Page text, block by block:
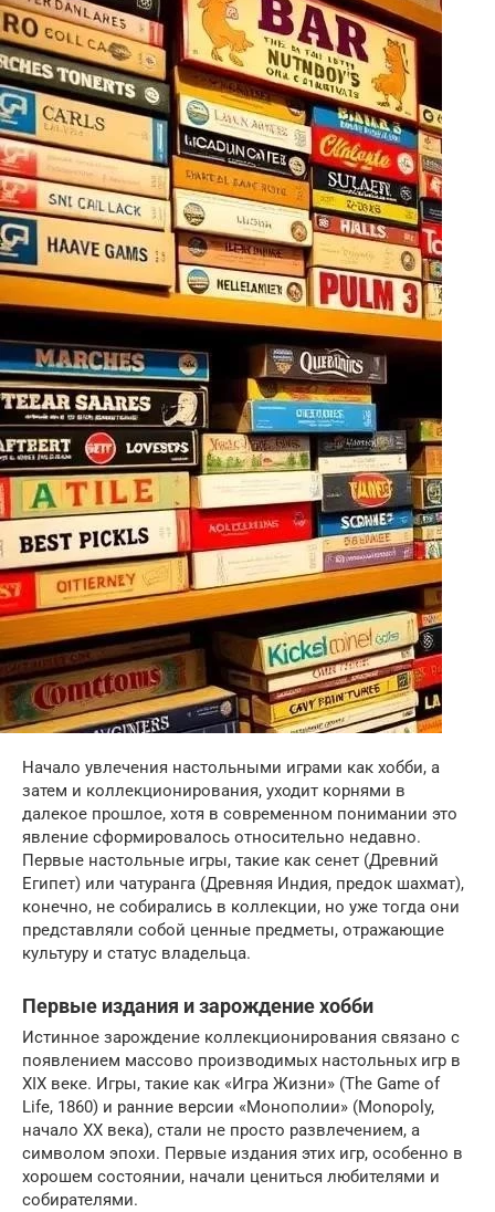
Начало увлечения настольными играми как хобби, а
затем и коллекционирования, уходит корнями в
далекое прошлое, хотя в современном понимании это
явление сформировалось относительно недавно.
Первые настольные игры, такие как сенет (Древний
Египет) или чатуранга (Древняя Индия, предок шахмат),
конечно, не собирались в коллекции, но уже тогда они
представляли собой ценные предметы, отражающие
культуру и статус владельца.
Первые издания и зарождение хобби
Истинное зарождение коллекционирования связано с
появлением массово производимых настольных игр в
XIX веке. Игры, такие как «Игра Жизни» (The Game of
Life, 1860) и ранние версии «Монополии» (Monopoly,
начало XX века), стали не просто развлечением, а
символом эпохи. Первые издания этих игр, особенно в
хорошем состоянии, начали цениться любителями и
собирателями.